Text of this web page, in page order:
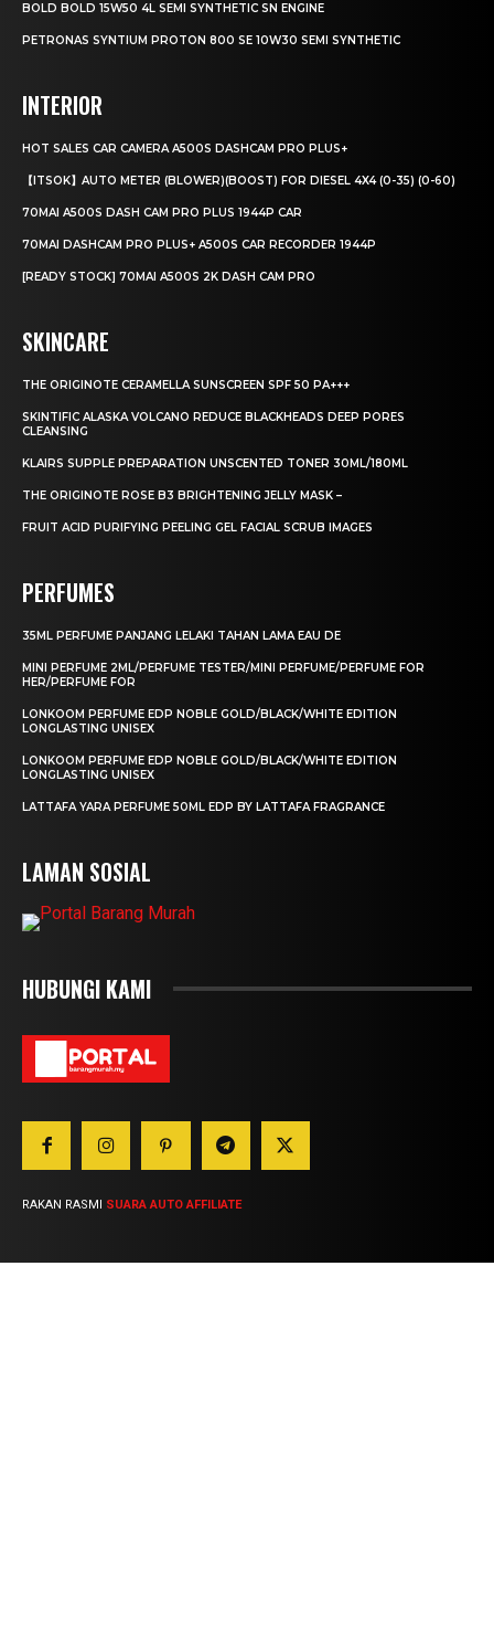
BOLD BOLD 15W50 4L SEMI SYNTHETIC SN ENGINE
PETRONAS SYNTIUM PROTON 800 SE 10W30 SEMI SYNTHETIC
INTERIOR
HOT SALES CAR CAMERA A500S DASHCAM PRO PLUS+
【ITSOK】AUTO METER (BLOWER)(BOOST) FOR DIESEL 4X4 (0-35) (0-60)
70MAI A500S DASH CAM PRO PLUS 1944P CAR
70MAI DASHCAM PRO PLUS+ A500S CAR RECORDER 1944P
[READY STOCK] 70MAI A500S 2K DASH CAM PRO
SKINCARE
THE ORIGINOTE CERAMELLA SUNSCREEN SPF 50 PA+++
SKINTIFIC ALASKA VOLCANO REDUCE BLACKHEADS DEEP PORES
CLEANSING
KLAIRS SUPPLE PREPARATION UNSCENTED TONER 30ML/180ML
THE ORIGINOTE ROSE B3 BRIGHTENING JELLY MASK –
FRUIT ACID PURIFYING PEELING GEL FACIAL SCRUB IMAGES
PERFUMES
35ML PERFUME PANJANG LELAKI TAHAN LAMA EAU DE
MINI PERFUME 2ML/PERFUME TESTER/MINI PERFUME/PERFUME FOR
HER/PERFUME FOR
LONKOOM PERFUME EDP NOBLE GOLD/BLACK/WHITE EDITION
LONGLASTING UNISEX
LONKOOM PERFUME EDP NOBLE GOLD/BLACK/WHITE EDITION
LONGLASTING UNISEX
LATTAFA YARA PERFUME 50ML EDP BY LATTAFA FRAGRANCE
LAMAN SOSIAL
HUBUNGI KAMI
RAKAN RASMI SUARA AUTO AFFILIATE